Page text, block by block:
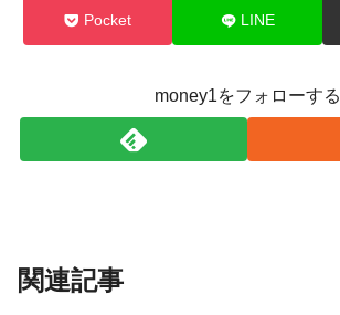
Pocket LINE
money1をフォローする
関連記事